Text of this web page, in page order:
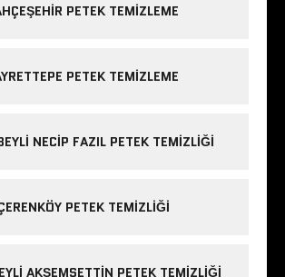
PETEK TEMIZLEME
PETEK TEMIZLEME
NECIP FAZIL PETEK TEMIZLIĞI
PETEK TEMIZLIĞI
AKŞEMSETTIN PETEK TEMIZLIĞI